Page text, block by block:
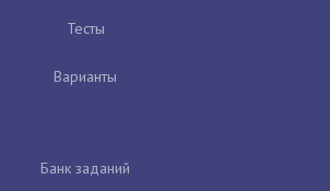
Тесты
Варианты
Банк заданий